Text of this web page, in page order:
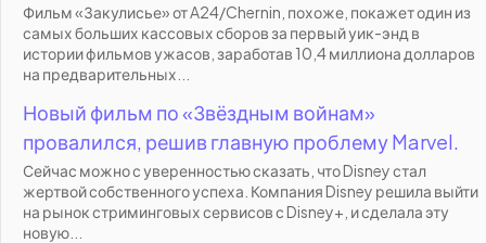
Фильм «Закулисье» от A24/Chernin, похоже, покажет один из
самых больших кассовых сборов за первый уик-энд в
истории фильмов ужасов, заработав 10,4 миллиона долларов
на предварительных...
Новый фильм по «Звёздным войнам»
провалился, решив главную проблему Marvel.
Сейчас можно с уверенностью сказать, что Disney стал
жертвой собственного успеха. Компания Disney решила выйти
на рынок стриминговых сервисов с Disney+, и сделала эту
новую...